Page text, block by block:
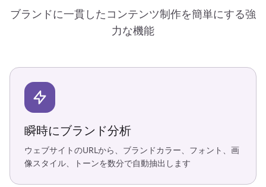
ブランドに一貫したコンテンツ制作を簡単にする強
力な機能
瞬時にブランド分析
ウェブサイトのURLから、ブランドカラー、フォント、画
像スタイル、トーンを数分で自動抽出します